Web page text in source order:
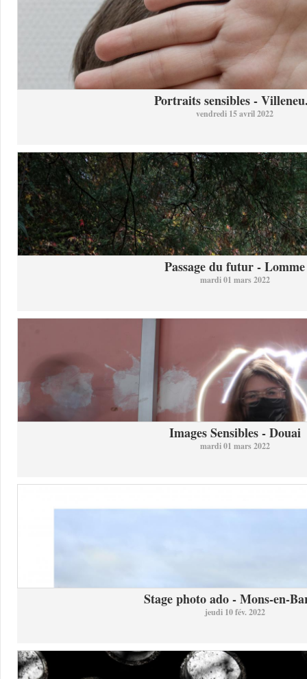
Portraits sensibles -
vendredi 15 avril 2022
Passage du futur - Lomme
mardi 01 mars 2022
Images Sensibles - Douai
mardi 01 mars 2022
Stage photo ado - Mons-en-
jeudi 10 fév. 2022